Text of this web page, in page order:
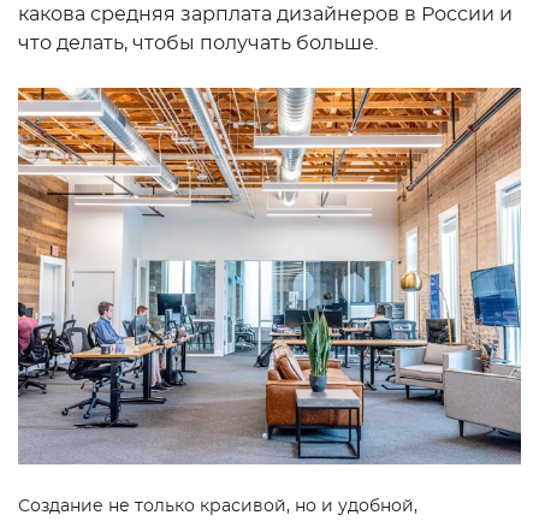
какова средняя зарплата дизайнеров в России и
что делать, чтобы получать больше.
Создание не только красивой, но и удобной,